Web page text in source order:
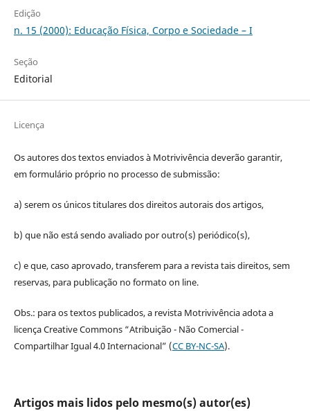
Edição
n. 15 (2000): Educação Física, Corpo e Sociedade – I
Seção
Editorial
Licença
Os autores dos textos enviados à Motrivivência deverão garantir,
em formulário próprio no processo de submissão:
a) serem os únicos titulares dos direitos autorais dos artigos,
b) que não está sendo avaliado por outro(s) periódico(s),
c) e que, caso aprovado, transferem para a revista tais direitos, sem
reservas, para publicação no formato on line.
Obs.: para os textos publicados, a revista Motrivivência adota a
licença Creative Commons “Atribuição - Não Comercial -
Compartilhar Igual 4.0 Internacional” (CC BY-NC-SA).
Artigos mais lidos pelo mesmo(s) autor(es)